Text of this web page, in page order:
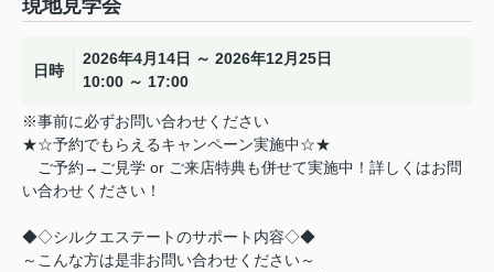
現地見学会
日時
2026年4月14日 ～ 2026年12月25日
10:00 ～ 17:00
※事前に必ずお問い合わせください
★☆予約でもらえるキャンペーン実施中☆★
ご予約→ご見学 or ご来店特典も併せて実施中！詳しくはお問
い合わせください！
◆◇シルクエステートのサポート内容◇◆
～こんな方は是非お問い合わせください～